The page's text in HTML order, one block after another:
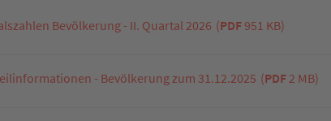
Bevölkerung - II. Quartal 2026 (PDF 951 KB)
- Bevölkerung zum 31.12.2025 (PDF 2 MB)